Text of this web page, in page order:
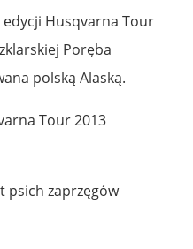
edycji Husqvarna Tour
Poręba
polską Alaską.
Tour 2013
psich zaprzęgów